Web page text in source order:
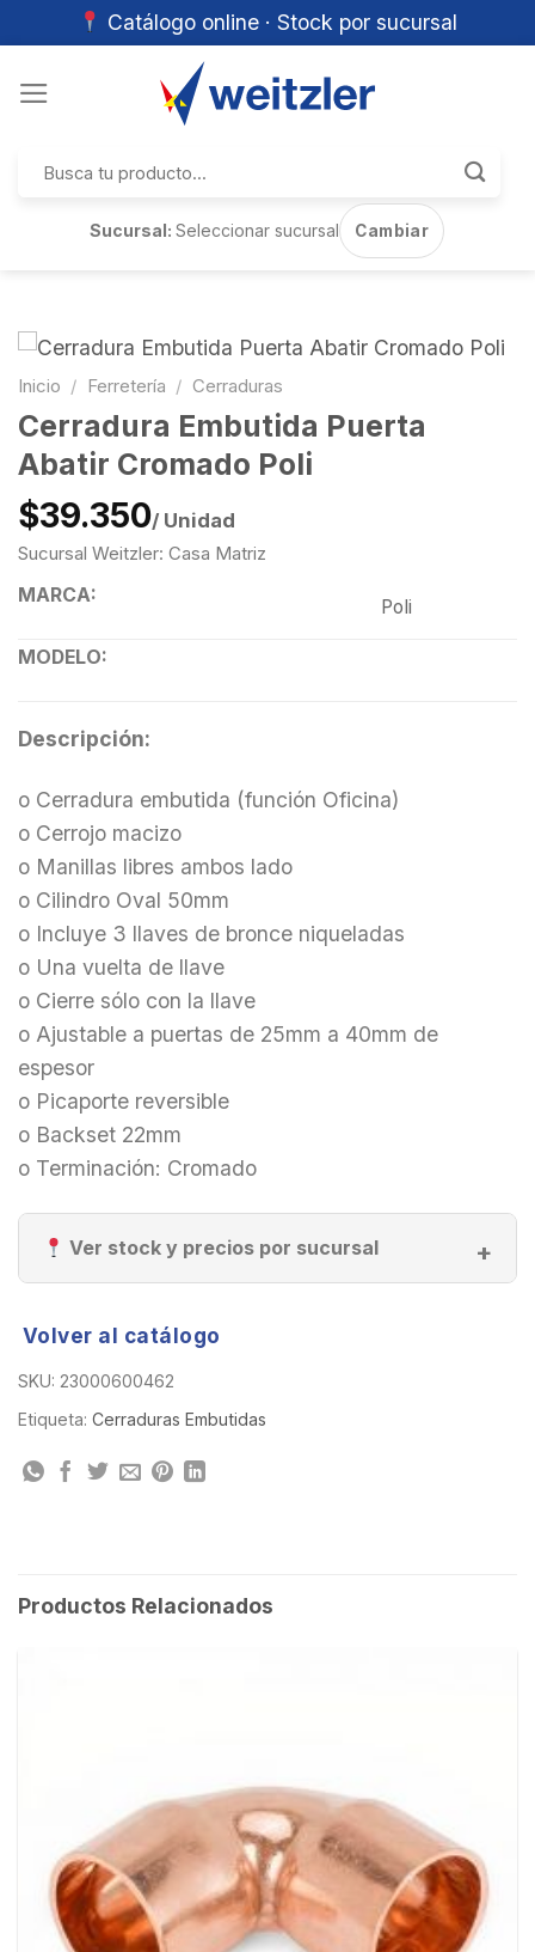
Catálogo online · Stock por sucursal
por:
Sucursal:Seleccionar sucursal Cambiar
Inicio / Ferretería / Cerraduras
Cerradura Embutida Puerta
Abatir Cromado Poli
$39.350/ Unidad
Sucursal Weitzler: Casa Matriz
MARCA:
Poli
MODELO:
Descripción:
o Cerradura embutida (función Oficina)
o Cerrojo macizo
o Manillas libres ambos lado
o Cilindro Oval 50mm
o Incluye 3 llaves de bronce niqueladas
o Una vuelta de llave
o Cierre sólo con la llave
o Ajustable a puertas de 25mm a 40mm de
espesor
o Picaporte reversible
o Backset 22mm
o Terminación: Cromado
Ver stock y precios por sucursal
Volver al catálogo
SKU: 23000600462
Etiqueta: Cerraduras Embutidas
Productos Relacionados